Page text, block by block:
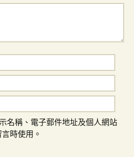
名稱、電子郵件地址及個人網站
時使用。